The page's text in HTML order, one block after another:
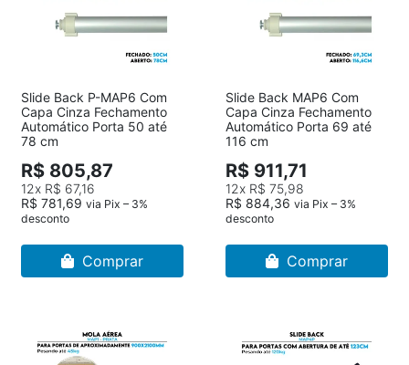
Slide Back P-MAP6 Com
Capa Cinza Fechamento
Automático Porta 50 até
78 cm
R$ 805,87
12x R$ 67,16
R$ 781,69 via Pix – 3%
desconto
Comprar
Slide Back MAP6 Com
Capa Cinza Fechamento
Automático Porta 69 até
116 cm
R$ 911,71
12x R$ 75,98
R$ 884,36 via Pix – 3%
desconto
Comprar